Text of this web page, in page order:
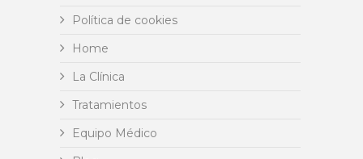
Política de cookies
Home
La Clínica
Tratamientos
Equipo Médico